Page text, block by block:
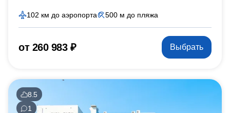
102 км до аэропорта 500 м до пляжа
от 260 983 ₽ Выбрать
8.5
1